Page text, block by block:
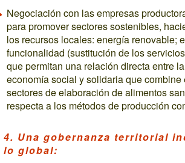
Negociación con las empresas
para promover sectores sostenibles,
los recursos locales: energía renovable;
funcionalidad (sustitución de los
que permitan una relación directa entre
economía social y solidaria que
sectores de elaboración de alimentos
respecta a los métodos de producción
4. Una gobernanza territorial
lo global: